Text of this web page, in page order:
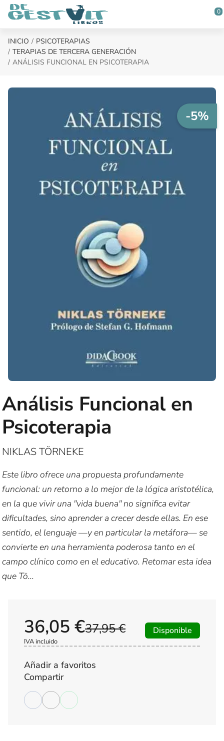
Saltar al contenido principal
0
INICIO
PSICOTERAPIAS
TERAPIAS DE TERCERA GENERACIÓN
ANÁLISIS FUNCIONAL EN PSICOTERAPIA
-5%
Análisis Funcional en
Psicoterapia
NIKLAS TÖRNEKE
Este libro ofrece una propuesta profundamente
funcional: un retorno a lo mejor de la lógica aristotélica,
en la que vivir una "vida buena" no significa evitar
dificultades, sino aprender a crecer desde ellas. En ese
sentido, el lenguaje —y en particular la metáfora— se
convierte en una herramienta poderosa tanto en el
campo clínico como en el educativo. Retomar esta idea
que Tö...
37,95 €
36,05 €
IVA incluido
Disponible
Añadir a favoritos
Compartir